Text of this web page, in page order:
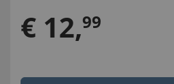
€ 12,99